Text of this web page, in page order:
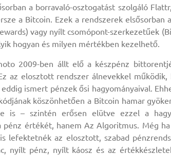
a borravaló-osztogatást szolgáló
a Bitcoin. Ezek a rendszerek
vagy nyílt csomópont-szerkezetűek
hogyan és milyen mértékben kezelhető.
2009-ben állt elő a készpénz
az elosztott rendszer álnevekkel
ismert pénzek ősi hagyományaival.
köszönhetően a Bitcoin hamar
is – szintén erősen elütve ezzel a
pénz értékét, hanem Az Algoritmus. Még
lefektetnék az elosztott, szabad
nyílt pénz, nyílt káosz és az